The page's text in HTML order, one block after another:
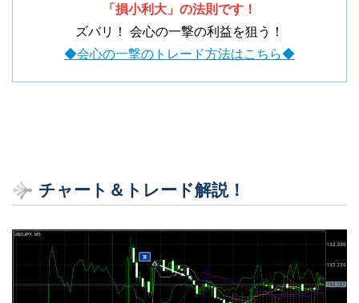
「損小利大」の法則です！
ズバリ！ 会心の一撃の利益を狙う！
◆会心の一撃のトレード方法はこちら◆
チャート＆トレード解説！